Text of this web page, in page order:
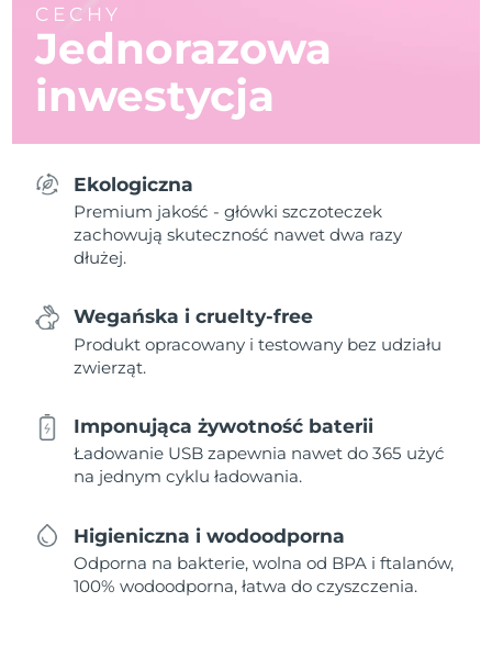
CECHY
Jednorazowa
inwestycja
Ekologiczna
Premium jakość - główki szczoteczek
zachowują skuteczność nawet dwa razy
dłużej.
Wegańska i cruelty-free
Produkt opracowany i testowany bez udziału
zwierząt.
Imponująca żywotność baterii
Ładowanie USB zapewnia nawet do 365 użyć
na jednym cyklu ładowania.
Higieniczna i wodoodporna
Odporna na bakterie, wolna od BPA i ftalanów,
100% wodoodporna, łatwa do czyszczenia.